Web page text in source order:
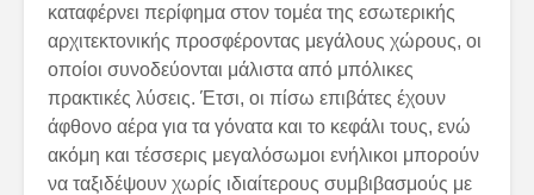
καταφέρνει περίφημα στον τομέα της εσωτερικής
αρχιτεκτονικής προσφέροντας μεγάλους χώρους, οι
οποίοι συνοδεύονται μάλιστα από μπόλικες
πρακτικές λύσεις. Έτσι, οι πίσω επιβάτες έχουν
άφθονο αέρα για τα γόνατα και το κεφάλι τους, ενώ
ακόμη και τέσσερις μεγαλόσωμοι ενήλικοι μπορούν
να ταξιδέψουν χωρίς ιδιαίτερους συμβιβασμούς με